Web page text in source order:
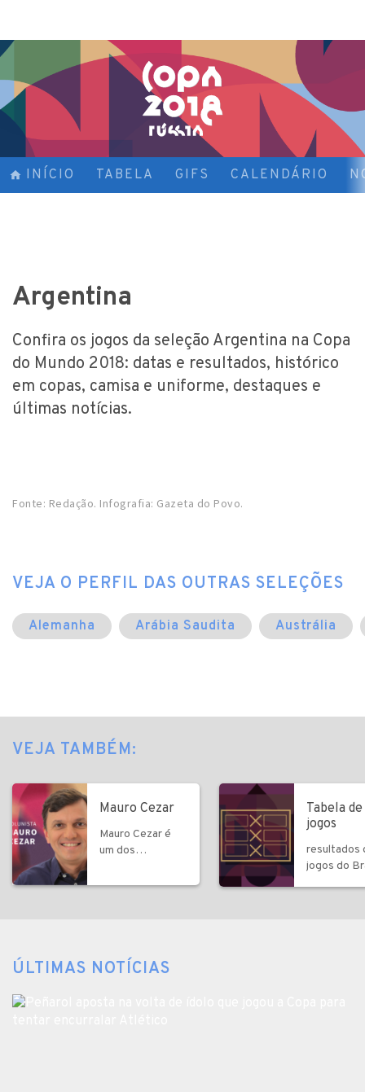
INÍCIO TABELA GIFS CALENDÁRIO
Argentina
Confira os jogos da seleção Argentina na Copa
do Mundo 2018: datas e resultados, histórico
em copas, camisa e uniforme, destaques e
últimas notícias.
Fonte: Redação. Infografia: Gazeta do Povo.
VEJA O PERFIL DAS OUTRAS SELEÇÕES
Alemanha Arábia Saudita Austrália
VEJA TAMBÉM:
Mauro Cezar
Mauro Cezar é
um dos
mais influentes
Tabela de
jogos
resultados
jogos do
ÚLTIMAS NOTÍCIAS